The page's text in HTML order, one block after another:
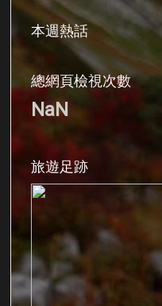
本週熱話
總網頁檢視次數
NaN
旅遊足跡